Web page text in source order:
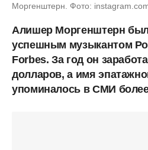
Моргенштерн. Фото:
Алишер Моргенштерн
успешным музыкантом
Forbes. За год он
долларов, а имя
упоминалось в СМИ